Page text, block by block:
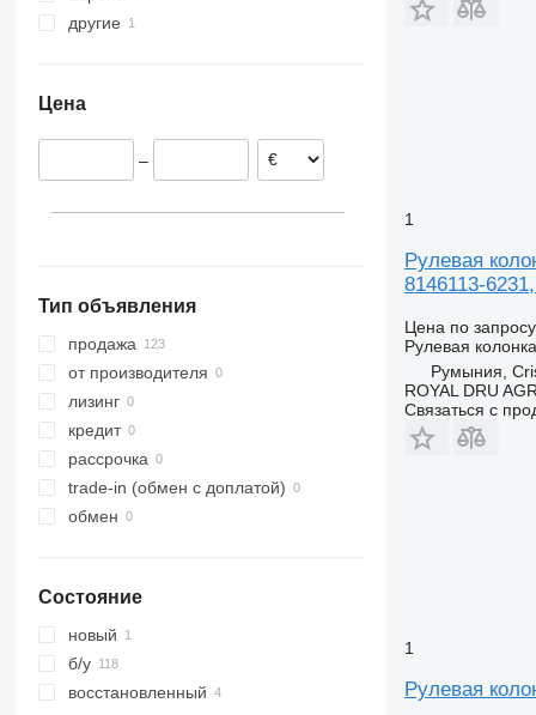
Tourismo
Дания
Польша
Италия
другие
Цена
–
Тип объявления
продажа
от производителя
лизинг
кредит
рассрочка
trade-in (обмен с доплатой)
обмен
Состояние
новый
б/у
восстановленный
1
Рулевая
8146113-
Цена по запросу
Рулевая колонка
Румыния,
ROYAL DRU
Связаться с
1
Рулевая